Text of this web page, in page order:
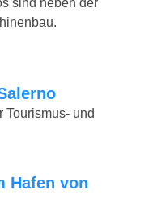
Tourismus- und